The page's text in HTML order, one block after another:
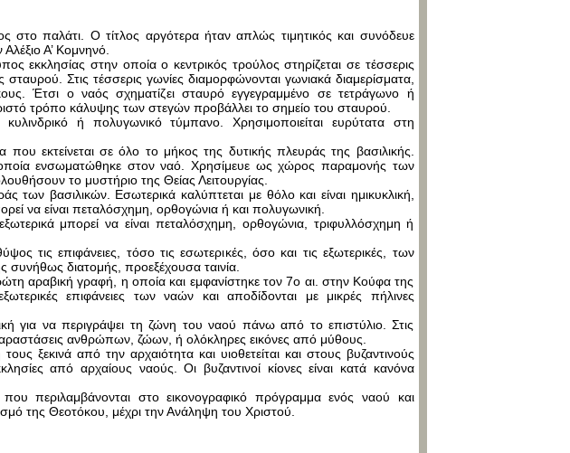
στο παλάτι. Ο τίτλος αργότερα ήταν απλώς τιμητικός και συνόδευε
Α’ Κομνηνό.
εκκλησίας στην οποία ο κεντρικός τρούλος στηρίζεται σε τέσσερις
Στις τέσσερις γωνίες διαμορφώνονται γωνιακά διαμερίσματα,
Έτσι ο ναός σχηματίζει σταυρό εγγεγραμμένο σε τετράγωνο ή
τρόπο κάλυψης των στεγών προβάλλει το σημείο του σταυρού.
ή πολυγωνικό τύμπανο. Χρησιμοποιείται ευρύτατα στη
εκτείνεται σε όλο το μήκος της δυτικής πλευράς της βασιλικής.
ενσωματώθηκε στον ναό. Χρησίμευε ως χώρος παραμονής των
το μυστήριο της Θείας Λειτουργίας.
των βασιλικών. Εσωτερικά καλύπτεται με θόλο και είναι ημικυκλική,
να είναι πεταλόσχημη, ορθογώνια ή και πολυγωνική.
μπορεί να είναι πεταλόσχημη, ορθογώνια, τριφυλλόσχημη ή
τις επιφάνειες, τόσο τις εσωτερικές, όσο και τις εξωτερικές, των
συνήθως διατομής, προεξέχουσα ταινία.
αραβική γραφή, η οποία και εμφανίστηκε τον 7ο αι. στην Κούφα της
επιφάνειες των ναών και αποδίδονται με μικρές πήλινες
για να περιγράψει τη ζώνη του ναού πάνω από το επιστύλιο. Στις
ανθρώπων, ζώων, ή ολόκληρες εικόνες από μύθους.
ξεκινά από την αρχαιότητα και υιοθετείται και στους βυζαντινούς
από αρχαίους ναούς. Οι βυζαντινοί κίονες είναι κατά κανόνα
περιλαμβάνονται στο εικονογραφικό πρόγραμμα ενός ναού και
της Θεοτόκου, μέχρι την Ανάληψη του Χριστού.